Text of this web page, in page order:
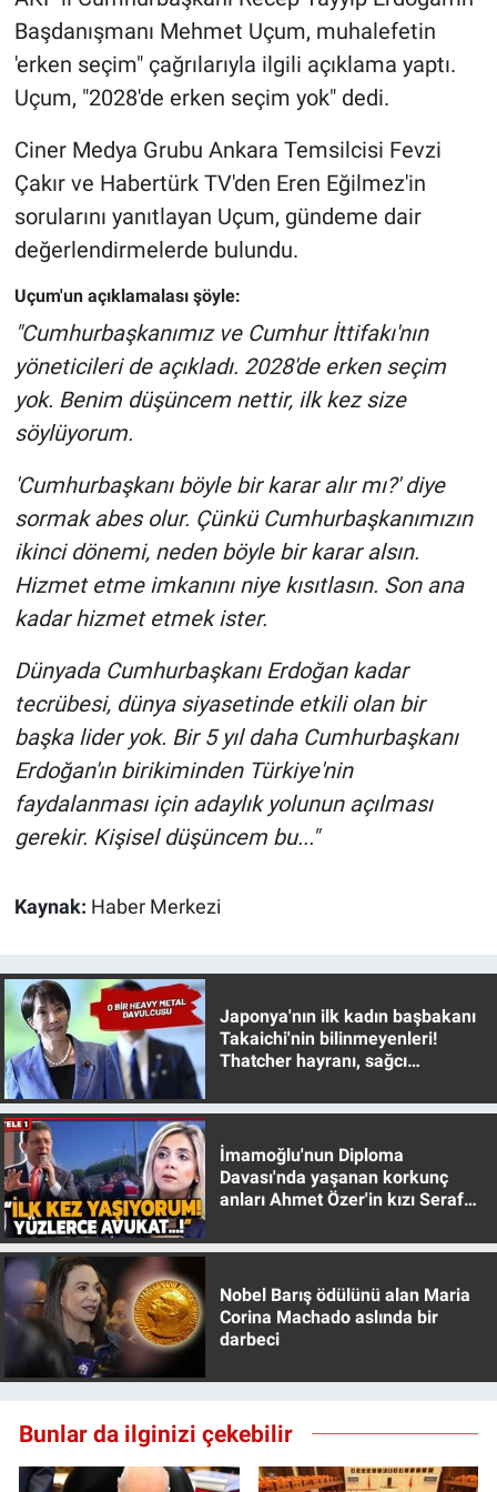
Başdanışmanı Mehmet Uçum, muhalefetin
'erken seçim" çağrılarıyla ilgili açıklama yaptı.
Uçum, "2028'de erken seçim yok" dedi.
Ciner Medya Grubu Ankara Temsilcisi Fevzi
Çakır ve Habertürk TV'den Eren Eğilmez'in
sorularını yanıtlayan Uçum, gündeme dair
değerlendirmelerde bulundu.
Uçum'un açıklamalası şöyle:
"Cumhurbaşkanımız ve Cumhur İttifakı'nın
yöneticileri de açıkladı. 2028'de erken seçim
yok. Benim düşüncem nettir, ilk kez size
söylüyorum.
'Cumhurbaşkanı böyle bir karar alır mı?' diye
sormak abes olur. Çünkü Cumhurbaşkanımızın
ikinci dönemi, neden böyle bir karar alsın.
Hizmet etme imkanını niye kısıtlasın. Son ana
kadar hizmet etmek ister.
Dünyada Cumhurbaşkanı Erdoğan kadar
tecrübesi, dünya siyasetinde etkili olan bir
başka lider yok. Bir 5 yıl daha Cumhurbaşkanı
Erdoğan'ın birikiminden Türkiye'nin
faydalanması için adaylık yolunun açılması
gerekir. Kişisel düşüncem bu..."
Kaynak: Haber Merkezi
Japonya'nın ilk kadın başbakanı
Takaichi'nin bilinmeyenleri!
Thatcher hayranı, sağcı
İmamoğlu'nun Diploma
Davası'nda yaşanan korkunç
anları Ahmet Özer'in kızı Seraf
Nobel Barış ödülünü alan Maria
Corina Machado aslında bir
darbeci
Bunlar da ilginizi çekebilir
Gündem Özel
Günün görüntüsü
Haber
İlan
Koronavirüs
Kültür Sanat
Ne demişti
Nedir
Popüler
Programlar
Sağlık
Spor
Teknoloji
Türkiye'nin Geleceği
Türkiye'nin Gündemi
Yerel Yaşam
Canlı Yayın